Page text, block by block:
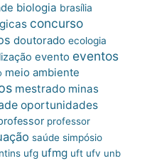
biologia brasília
concurso
doutorado ecologia
evento eventos
meio ambiente
mestrado minas
oportunidades
professor
saúde simpósio
ufg ufmg uft ufv unb